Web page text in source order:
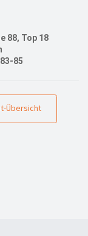
88, Top 18
85
Übersicht